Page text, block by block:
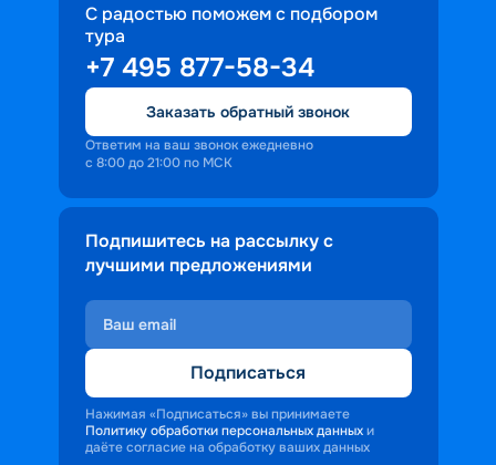
С радостью поможем с подбором
тура
+7 495 877-58-34
Заказать обратный звонок
Ответим на ваш звонок ежедневно
с 8:00 до 21:00 по МСК
Подпишитесь на рассылку с
лучшими предложениями
Подписаться
Нажимая «Подписаться» вы принимаете
Политику обработки персональных данных и
даёте согласие на обработку ваших данных